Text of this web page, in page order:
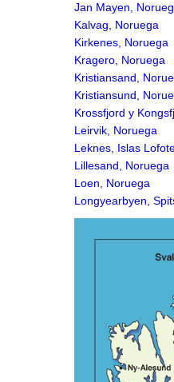
Jan Mayen,
Kalvag, Noruega
Kirkenes, Noruega
Kragero, Noruega
Kristiansand,
Kristiansund,
Krossfjord y
Leirvik, Noruega
Leknes, Islas
Lillesand, Noruega
Loen, Noruega
Longyearbyen,